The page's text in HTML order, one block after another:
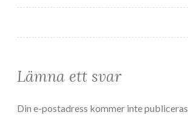
Lämna ett svar
Din e-postadress kommer inte publiceras.